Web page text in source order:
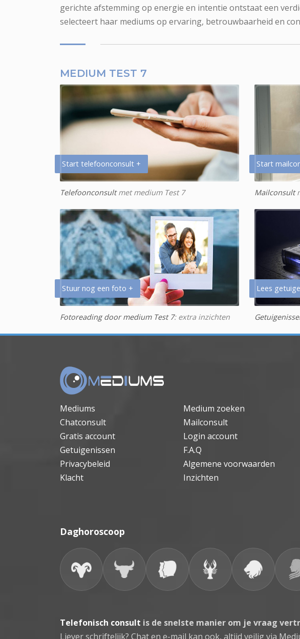
gerichte afstemming op energie en intentie ontstaat een
selecteert haar mediums op ervaring, betrouwbaarheid en
MEDIUM TEST 7
Start telefoonconsult +
Telefoonconsultmet medium Test 7
Start
Mailconsult
Stuur nog een foto +
Fotoreading door medium Test 7: extra inzichten
Lees
Mediums Medium zoeken
Chatconsult
Mailconsult
Gratis account
Login account
Getuigenissen
F.A.Q
Privacybeleid
Algemene voorwaarden
Klacht
Inzichten
Daghoroscoop
Telefonisch consult is de snelste manier om je vraag
Liever schriftelijk? Chat en e-mail kan ook, altijd veilig via